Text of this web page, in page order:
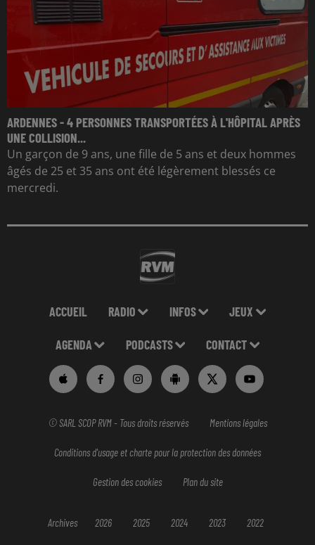
ARDENNES - 4 PERSONNES TRANSPORTÉES À L'HÔPITAL APRÈS
UNE COLLISION...
Un garçon de 9 ans, une fille de 5 ans et deux hommes
âgés de 25 et 35 ans ont été légèrement blessés ce
mercredi.
ACCUEIL RADIO INFOS JEUX
AGENDA PODCASTS CONTACT
© SARL SCOP RVM - Tous droits réservés Mentions légales
Conditions d'usage et charte pour la protection des données
Gestion des cookies Plan du site
Archives 2026 2025 2024 2023 2022